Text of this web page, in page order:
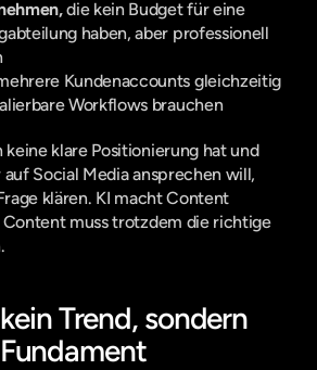
die kein Budget für eine
haben, aber professionell
Kundenaccounts gleichzeitig
Workflows brauchen
klare Positionierung hat und
Social Media ansprechen will,
klären. KI macht Content
muss trotzdem die richtige
Trend, sondern